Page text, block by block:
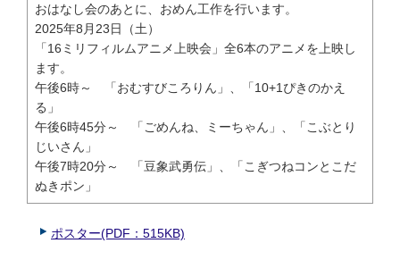
おはなし会のあとに、おめん工作を行います。
2025年8月23日（土）
「16ミリフィルムアニメ上映会」全6本のアニメを上映し
ます。
午後6時～ 「おむすびころりん」、「10+1ぴきのかえ
る」
午後6時45分～ 「ごめんね、ミーちゃん」、「こぶとり
じいさん」
午後7時20分～ 「豆象武勇伝」、「こぎつねコンとこだ
ぬきポン」
ポスター(PDF：515KB)